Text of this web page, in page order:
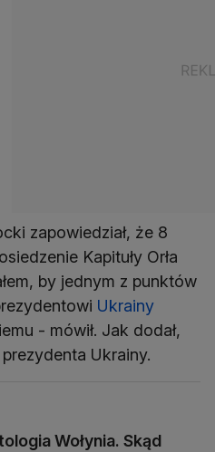
zapowiedział, że 8
Kapituły Orła
by jednym z punktów
Ukrainy
- mówił. Jak dodał,
Ukrainy.
Wołynia. Skąd